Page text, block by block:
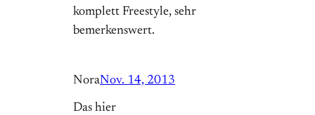
komplett Freestyle, sehr
bemerkenswert.
NoraNov. 14, 2013
Das hier